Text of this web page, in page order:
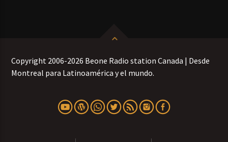
Copyright 2006-2026 Beone Radio station Canada | Desde
Montreal para Latinoamérica y el mundo.